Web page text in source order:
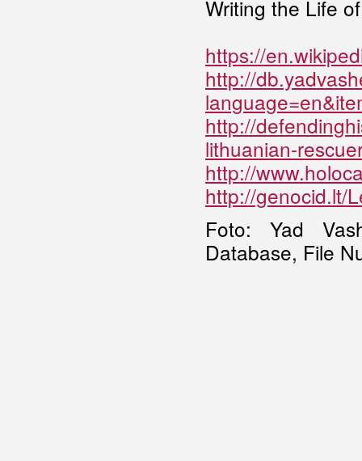
Writing the Life
https://
http://
http://
lithuanian-
http://
http://genocid.lt/
Foto: Yad
Database, File